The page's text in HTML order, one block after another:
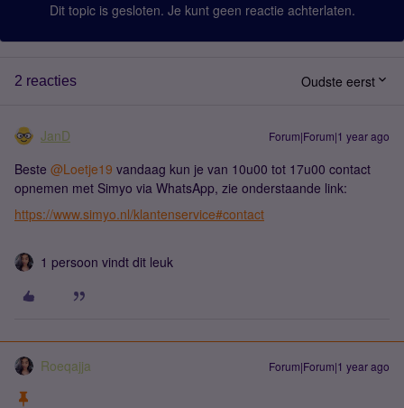
Dit topic is gesloten. Je kunt geen reactie achterlaten.
2 reacties Oudste eerst
JanD Forum|Forum|1 year ago
Beste ​ @Loetje19 vandaag kun je van 10u00 tot 17u00 contact
opnemen met Simyo via WhatsApp, zie onderstaande link:
https://www.simyo.nl/klantenservice#contact
1 persoon vindt dit leuk
Roeqajja Forum|Forum|1 year ago